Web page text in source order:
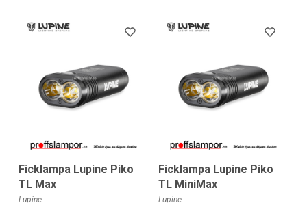
Ficklampa Lupine Piko
TL Max
Lupine
Ficklampa Lupine Piko
TL MiniMax
Lupine